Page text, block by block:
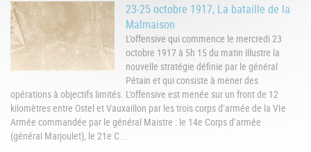
23-25 octobre 1917, La bataille de la
Malmaison
L’offensive qui commence le mercredi 23
octobre 1917 à 5h 15 du matin illustre la
nouvelle stratégie définie par le général
Pétain et qui consiste à mener des
opérations à objectifs limités. L’offensive est menée sur un front de 12
kilomètres entre Ostel et Vauxaillon par les trois corps d’armée de la VIe
Armée commandée par le général Maistre : le 14e Corps d’armée
(général Marjoulet), le 21e C...